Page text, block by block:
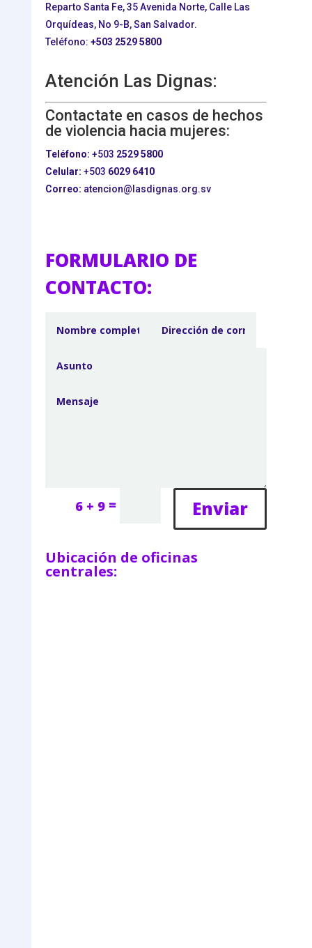
Reparto Santa Fe, 35 Avenida Norte, Calle Las
Orquídeas, No 9-B, San Salvador.
Teléfono: +503 2529 5800
Atención Las Dignas:
Contactate en casos de hechos
de violencia hacia mujeres:
Teléfono: +503 2529 5800
Celular: +503 6029 6410
Correo: atencion@lasdignas.org.sv
FORMULARIO DE
CONTACTO:
6 + 9 = Enviar
Ubicación de oficinas
centrales: